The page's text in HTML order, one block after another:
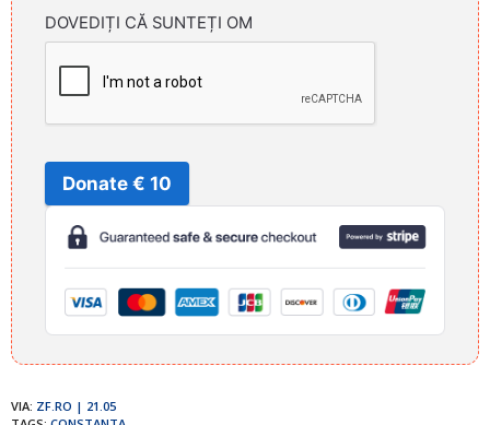
DOVEDIȚI CĂ SUNTEȚI OM
Donate € 10
VIA: ZF.RO | 21.05